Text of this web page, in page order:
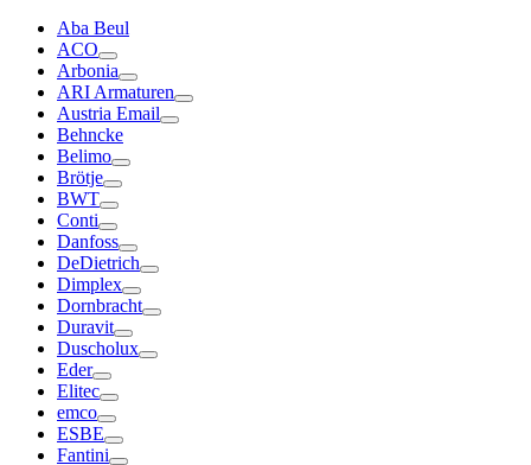
Aba Beul
ACO
Arbonia
ARI Armaturen
Austria Email
Behncke
Belimo
Brötje
BWT
Conti
Danfoss
DeDietrich
Dimplex
Dornbracht
Duravit
Duscholux
Eder
Elitec
emco
ESBE
Fantini